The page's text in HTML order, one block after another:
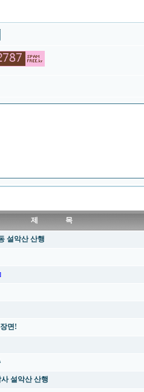
제 목
설악산 산행
면!
설악산 산행